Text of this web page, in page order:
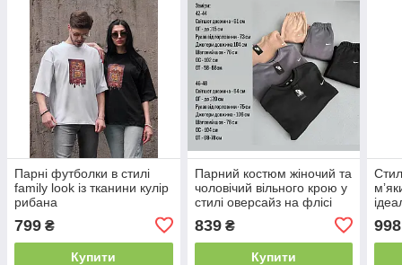
Парні футболки в стилі
family look із тканини кулір
рибана
799 ₴
Купити
Парний костюм жіночий та
чоловічий вільного крою у
стилі оверсайз на флісі
839₴
Купити
998